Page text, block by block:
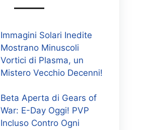
Immagini Solari Inedite
Mostrano Minuscoli
Vortici di Plasma, un
Mistero Vecchio Decenni!
Beta Aperta di Gears of
War: E-Day Oggi! PVP
Incluso Contro Ogni